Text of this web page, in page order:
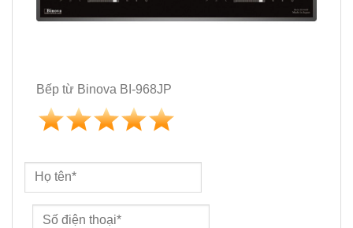
Bếp từ Binova BI-968JP